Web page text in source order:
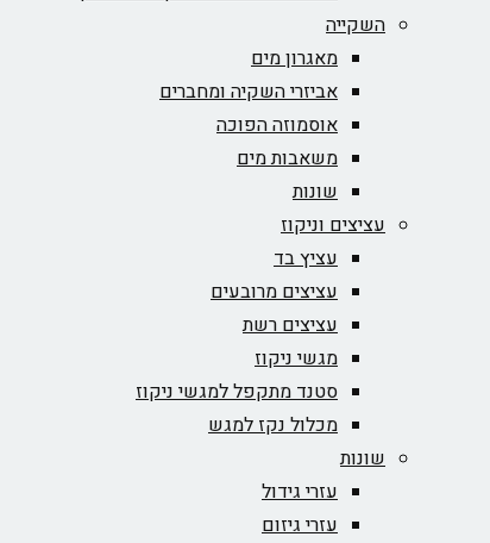
השקייה
מאגרון מים
אביזרי השקיה ומחברים
אוסמוזה הפוכה
משאבות מים
שונות
עציצים וניקוז
עציץ בד
עציצים מרובעים
עציצים רשת
מגשי ניקוז
סטנד מתקפל למגשי ניקוז
מכלול נקז למגש
שונות
עזרי גידול
עזרי גיזום